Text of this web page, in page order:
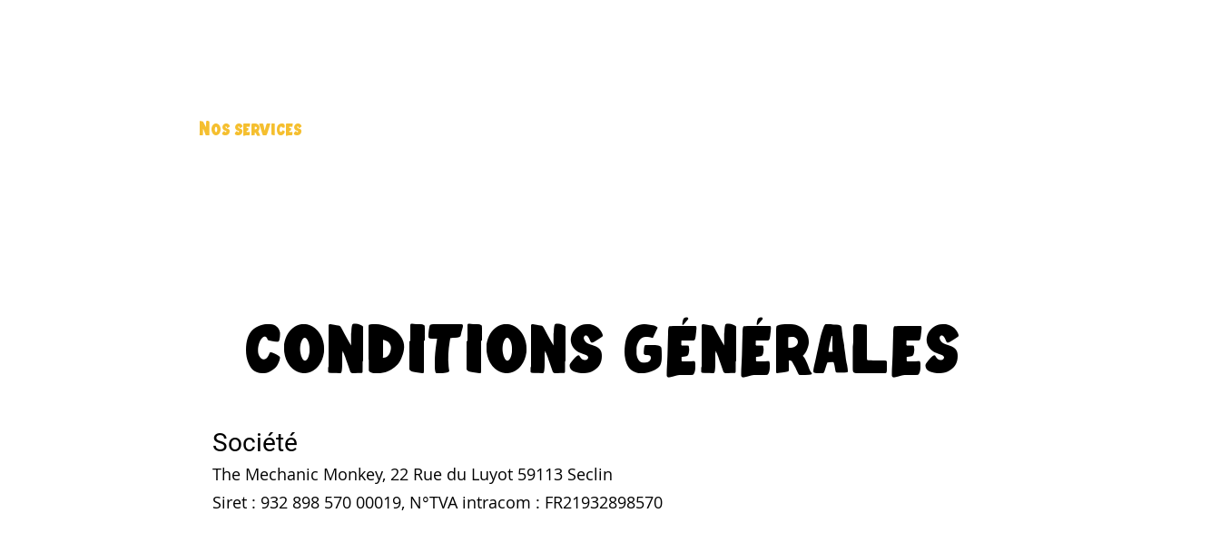
Nos services
CONDITIONS GÉNÉRALES
Société
The Mechanic Monkey, 22 Rue du Luyot 59113 Seclin
Siret : 932 898 570 00019, N°TVA intracom : FR21932898570